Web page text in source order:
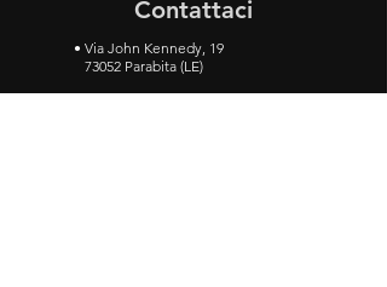
Contattaci
• Via John Kennedy, 19
73052 Parabita (LE)